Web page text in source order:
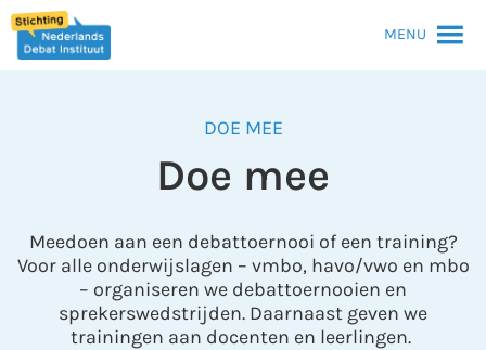
MENU
DOE MEE
Doe mee
Meedoen aan een debattoernooi of een training?
Voor alle onderwijslagen – vmbo, havo/vwo en mbo
– organiseren we debattoernooien en
sprekerswedstrijden. Daarnaast geven we
trainingen aan docenten en leerlingen.